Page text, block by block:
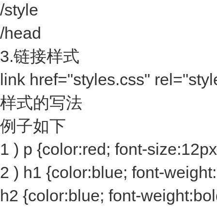
/style
/head
3.链接样式
link href="styles.css"
样式的写法
例子如下
1 ) p {color:red; font-
2 ) h1 {color:blue; font-
h2 {color:blue; font-